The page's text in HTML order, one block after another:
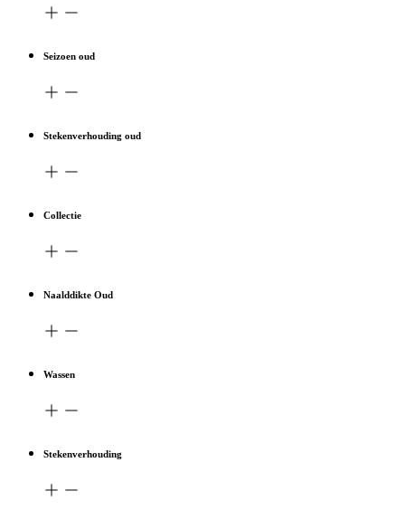
Seizoen oud
Stekenverhouding oud
Collectie
Naalddikte Oud
Wassen
Stekenverhouding